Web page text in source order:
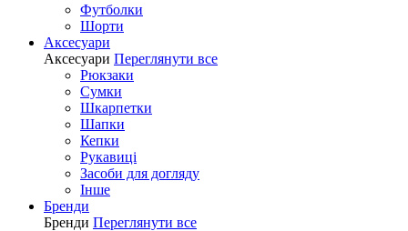
Футболки
Шорти
Аксесуари
Аксесуари Переглянути все
Рюкзаки
Сумки
Шкарпетки
Шапки
Кепки
Рукавиці
Засоби для догляду
Інше
Бренди
Бренди Переглянути все